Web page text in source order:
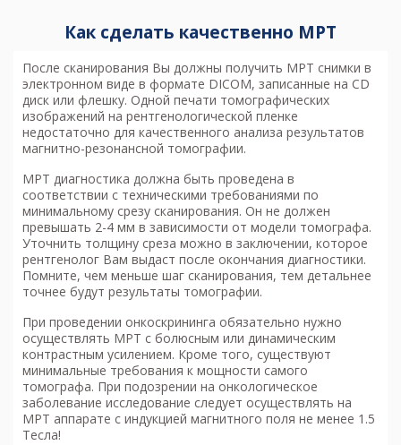
Как сделать качественно МРТ
После сканирования Вы должны получить МРТ снимки в
электронном виде в формате DICOM, записанные на CD
диск или флешку. Одной печати томографических
изображений на рентгенологической пленке
недостаточно для качественного анализа результатов
магнитно-резонансной томографии.
МРТ диагностика должна быть проведена в
соответствии с техническими требованиями по
минимальному срезу сканирования. Он не должен
превышать 2-4 мм в зависимости от модели томографа.
Уточнить толщину среза можно в заключении, которое
рентгенолог Вам выдаст после окончания диагностики.
Помните, чем меньше шаг сканирования, тем детальнее
точнее будут результаты томографии.
При проведении онкоскрининга обязательно нужно
осуществлять МРТ с болюсным или динамическим
контрастным усилением. Кроме того, существуют
минимальные требования к мощности самого
томографа. При подозрении на онкологическое
заболевание исследование следует осуществлять на
МРТ аппарате с индукцией магнитного поля не менее 1.5
Тесла!